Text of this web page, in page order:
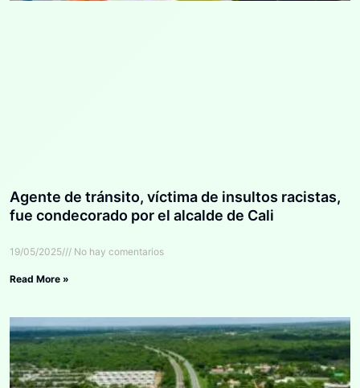
Agente de tránsito, víctima de insultos racistas,
fue condecorado por el alcalde de Cali
19/05/2025 No hay comentarios
Read More »